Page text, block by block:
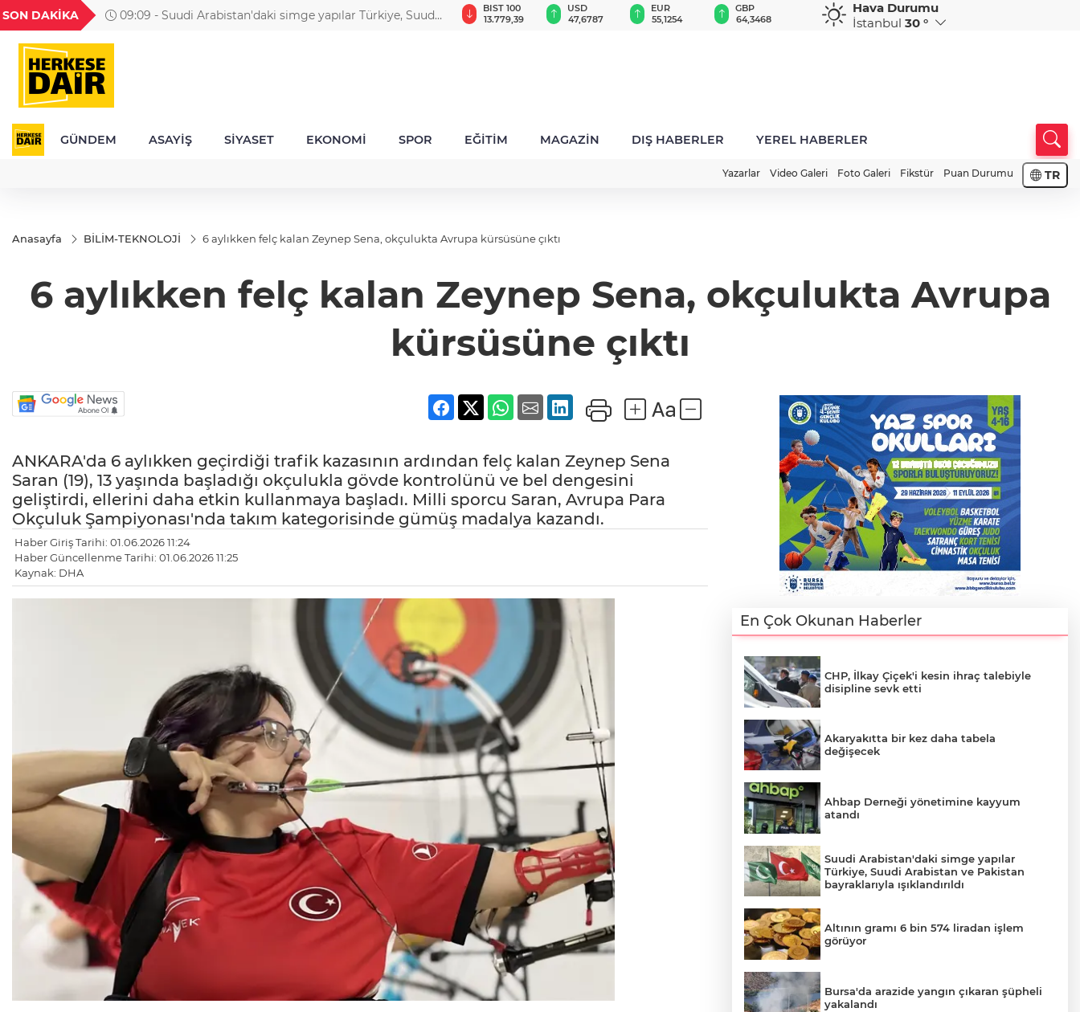
SON DAKİKA
09:09 - Suudi Arabistan'daki simge yapılar Türkiye, Suudi
18,2677
TND
16,3788
BGN
27,9743
0,0018
GAU/TRY
6.660,55
BIST 100
13.779,39
USD
47,6787
EUR
55,1254
GBP
64,3468
CHF
59,0083
CAD
34,1883
Hava Durumu
İstanbul 30 °
GÜNDEM ASAYİŞ SİYASET EKONOMİ SPOR EĞİTİM MAGAZİN DIŞ HABERLER YEREL HABERLER
Yazarlar Video Galeri Foto Galeri Fikstür Puan Durumu TR
Anasayfa BİLİM-TEKNOLOJİ 6 aylıkken felç kalan Zeynep Sena, okçulukta Avrupa kürsüsüne çıktı
6 aylıkken felç kalan Zeynep Sena, okçulukta Avrupa
kürsüsüne çıktı
ANKARA'da 6 aylıkken geçirdiği trafik kazasının ardından felç kalan Zeynep Sena
Saran (19), 13 yaşında başladığı okçulukla gövde kontrolünü ve bel dengesini
geliştirdi, ellerini daha etkin kullanmaya başladı. Milli sporcu Saran, Avrupa Para
Okçuluk Şampiyonası'nda takım kategorisinde gümüş madalya kazandı.
Haber Giriş Tarihi: 01.06.2026 11:24
Haber Güncellenme Tarihi: 01.06.2026 11:25
Kaynak: DHA
En Çok Okunan Haberler
CHP, İlkay Çiçek'i kesin ihraç talebiyle
disipline sevk etti
Akaryakıtta bir kez daha tabela
değişecek
Ahbap Derneği yönetimine kayyum
atandı
Suudi Arabistan'daki simge yapılar
Türkiye, Suudi Arabistan ve Pakistan
bayraklarıyla ışıklandırıldı
Altının gramı 6 bin 574 liradan işlem
görüyor
Bursa'da arazide yangın çıkaran şüpheli
yakalandı